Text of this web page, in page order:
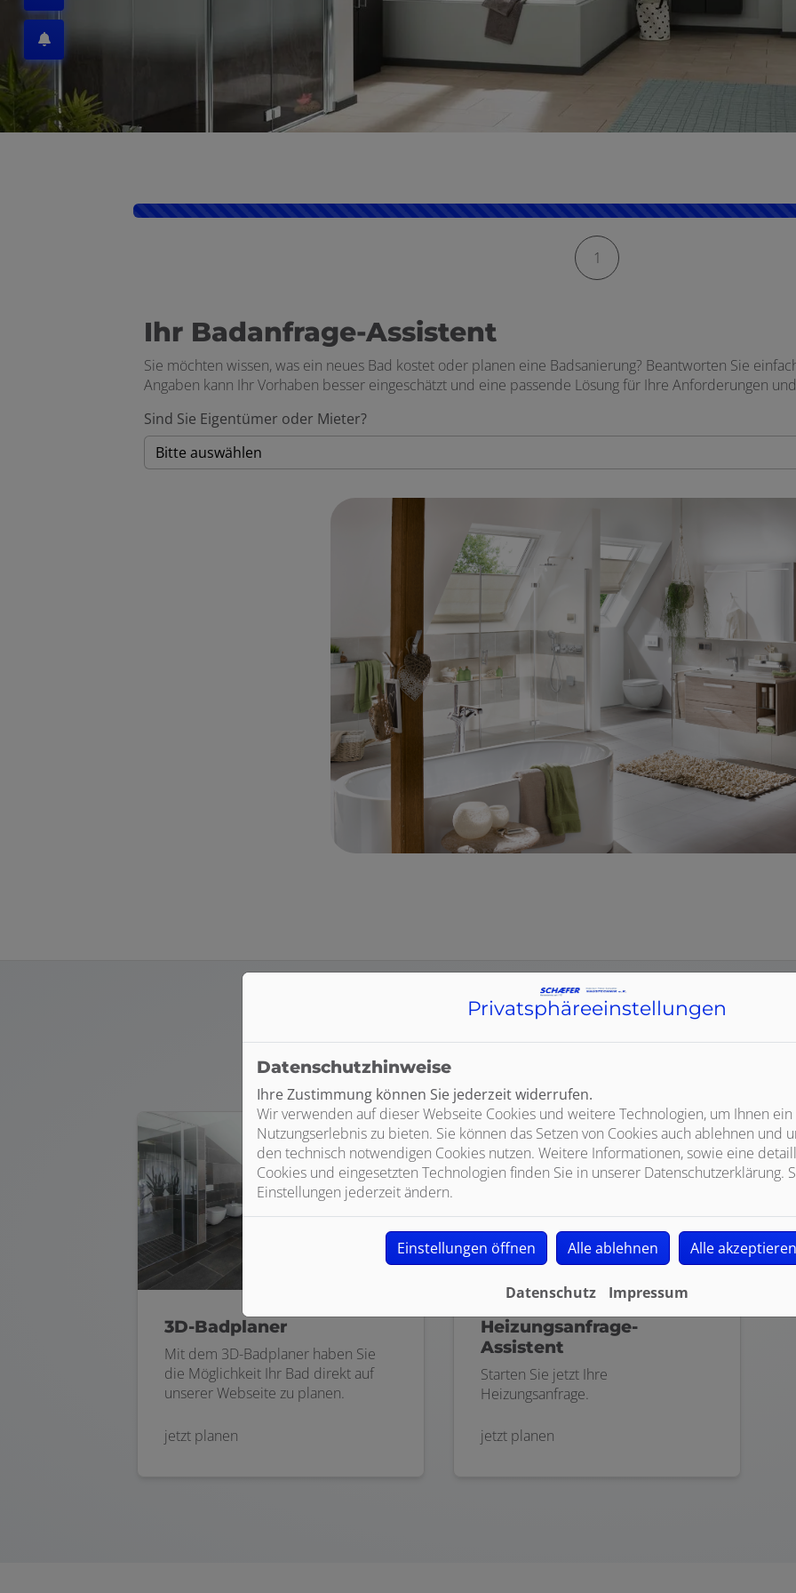
1
Ihr Badanfrage-Assistent
Sie möchten wissen, was ein neues Bad kostet oder planen eine Badsanierung? Beantworten Sie
Angaben kann Ihr Vorhaben besser eingeschätzt und eine passende Lösung für Ihre Anforderungen
Sind Sie Eigentümer oder Mieter?
Kosten klar?
Hier finden Sie weitere Planungshilfen:
3D-Badplaner
Mit dem 3D-Badplaner haben Sie
die Möglichkeit Ihr Bad direkt auf
unserer Webseite zu planen.
jetzt planen
Heizungsanfrage-
Assistent
Starten Sie jetzt Ihre
Heizungsanfrage.
jetzt planen
Privatsphäre­einstellungen
Datenschutzhinweise
Ihre Zustimmung können Sie jederzeit widerrufen.
Wir verwenden auf dieser Webseite Cookies und weitere Technologien, um Ihnen
Nutzungserlebnis zu bieten. Sie können das Setzen von Cookies auch ablehnen und
den technisch notwendigen Cookies nutzen. Weitere Informationen, sowie eine
Cookies und eingesetzten Technologien finden Sie in unserer Datenschutzerklärung.
Einstellungen jederzeit ändern.
Einstellungen öffnen Alle ablehnen Alle akzeptieren
Datenschutz Impressum